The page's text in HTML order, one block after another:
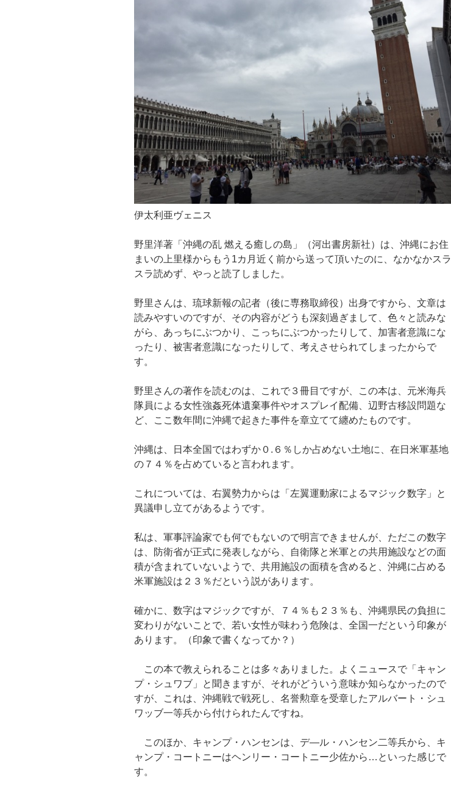
伊太利亜ヴェニス
野里洋著「沖縄の乱 燃える癒しの島」（河出書房新社）は、沖縄にお住
まいの上里様からもう1カ月近く前から送って頂いたのに、なかなかスラ
スラ読めず、やっと読了しました。
野里さんは、琉球新報の記者（後に専務取締役）出身ですから、文章は
読みやすいのですが、その内容がどうも深刻過ぎまして、色々と読みな
がら、あっちにぶつかり、こっちにぶつかったりして、加害者意識にな
ったり、被害者意識になったりして、考えさせられてしまったからで
す。
野里さんの著作を読むのは、これで３冊目ですが、この本は、元米海兵
隊員による女性強姦死体遺棄事件やオスプレイ配備、辺野古移設問題な
ど、ここ数年間に沖縄で起きた事件を章立てて纏めたものです。
沖縄は、日本全国ではわずか０.６％しか占めない土地に、在日米軍基地
の７４％を占めていると言われます。
これについては、右翼勢力からは「左翼運動家によるマジック数字」と
異議申し立てがあるようです。
私は、軍事評論家でも何でもないので明言できませんが、ただこの数字
は、防衛省が正式に発表しながら、自衛隊と米軍との共用施設などの面
積が含まれていないようで、共用施設の面積を含めると、沖縄に占める
米軍施設は２３％だという説があります。
確かに、数字はマジックですが、７４％も２３％も、沖縄県民の負担に
変わりがないことで、若い女性が味わう危険は、全国一だという印象が
あります。（印象で書くなってか？）
この本で教えられることは多々ありました。よくニュースで「キャン
プ・シュワブ」と聞きますが、それがどういう意味か知らなかったので
すが、これは、沖縄戦で戦死し、名誉勲章を受章したアルバート・シュ
ワッブ一等兵から付けられたんですね。
このほか、キャンプ・ハンセンは、デ―ル・ハンセン二等兵から、キ
ャンプ・コートニーはヘンリー・コートニー少佐から…といった感じで
す。